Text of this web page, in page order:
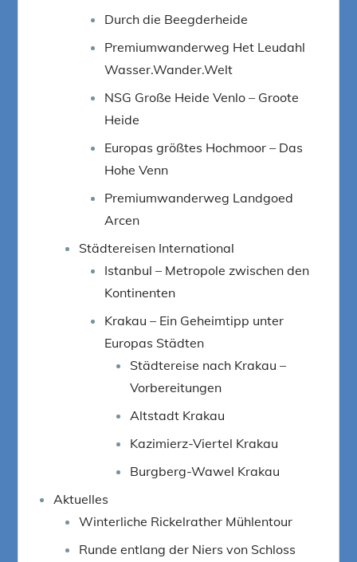
Durch die Beegderheide
Premiumwanderweg Het Leudahl
Wasser.Wander.Welt
NSG Große Heide Venlo – Groote
Heide
Europas größtes Hochmoor – Das
Hohe Venn
Premiumwanderweg Landgoed
Arcen
Städtereisen International
Istanbul – Metropole zwischen den
Kontinenten
Krakau – Ein Geheimtipp unter
Europas Städten
Städtereise nach Krakau –
Vorbereitungen
Altstadt Krakau
Kazimierz-Viertel Krakau
Burgberg-Wawel Krakau
Aktuelles
Winterliche Rickelrather Mühlentour
Runde entlang der Niers von Schloss